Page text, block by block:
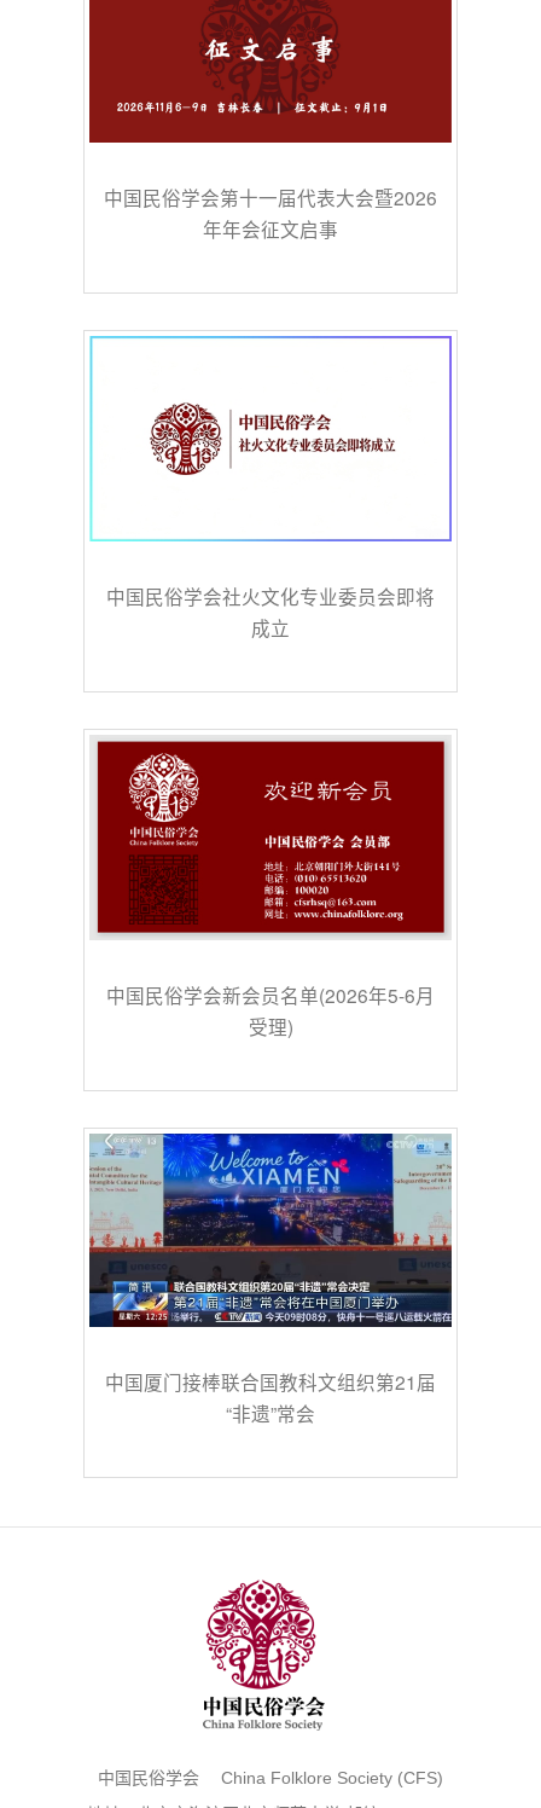
中国民俗学会第十一届代表大会暨2026
年年会征文启事
中国民俗学会社火文化专业委员会即将
成立
中国民俗学会新会员名单(2026年5-6月
受理)
中国厦门接棒联合国教科文组织第21届
“非遗”常会
中国民俗学会 China Folklore Society (CFS)